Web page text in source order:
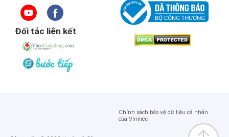
Đối tác liên kết
Chính sách bảo vệ dữ liệu cá nhân
của Vinmec